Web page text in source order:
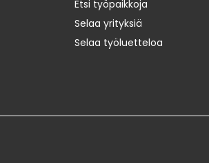
Etsi työpaikkoja
Selaa yrityksiä
Selaa työluetteloa